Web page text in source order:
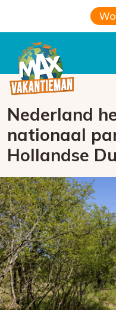
Nederland
nationaal
Hollandse